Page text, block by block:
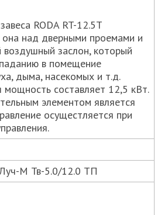
RODA RT-12.5T
она над дверными проемами и
заслон, который
в помещение
дыма, насекомых и т.д.
составляет 12,5 кВт.
элементом является
осущестляется при
М Тв-5.0/12.0 ТП